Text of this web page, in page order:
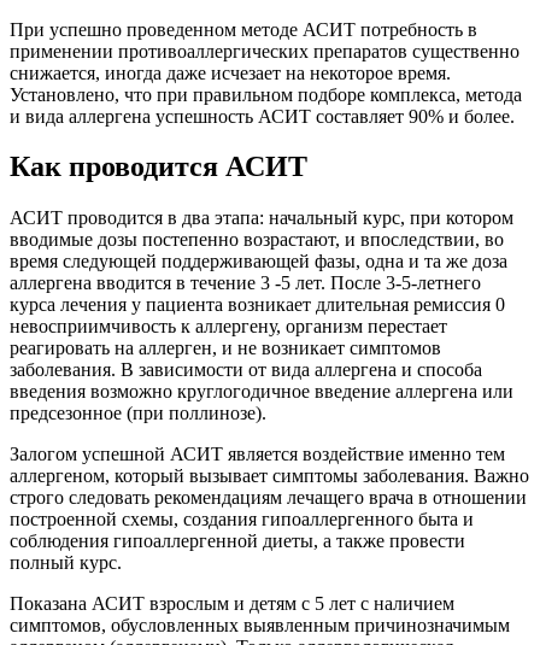
При успешно проведенном методе АСИТ потребность в
применении противоаллергических препаратов существенно
снижается, иногда даже исчезает на некоторое время.
Установлено, что при правильном подборе комплекса, метода
и вида аллергена успешность АСИТ составляет 90% и более.
Как проводится АСИТ
АСИТ проводится в два этапа: начальный курс, при котором
вводимые дозы постепенно возрастают, и впоследствии, во
время следующей поддерживающей фазы, одна и та же доза
аллергена вводится в течение 3 -5 лет. После 3-5-летнего
курса лечения у пациента возникает длительная ремиссия 0
невосприимчивость к аллергену, организм перестает
реагировать на аллерген, и не возникает симптомов
заболевания. В зависимости от вида аллергена и способа
введения возможно круглогодичное введение аллергена или
предсезонное (при поллинозе).
Залогом успешной АСИТ является воздействие именно тем
аллергеном, который вызывает симптомы заболевания. Важно
строго следовать рекомендациям лечащего врача в отношении
построенной схемы, создания гипоаллергенного быта и
соблюдения гипоаллергенной диеты, а также провести
полный курс.
Показана АСИТ взрослым и детям с 5 лет с наличием
симптомов, обусловленных выявленным причинозначимым